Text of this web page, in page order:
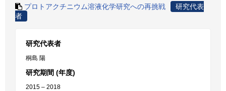
プロトアクチニウム溶液化学研究への再挑戦
研究代表
者
研究代表者
桐島 陽
研究期間 (年度)
2015 – 2018